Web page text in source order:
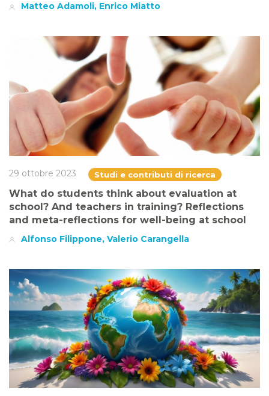
Matteo Adamoli, Enrico Miatto
29 ottobre 2023 Studi e contributi di ricerca
What do students think about evaluation at
school? And teachers in training? Reflections
and meta-reflections for well-being at school
Alfonso Filippone, Valerio Carangella